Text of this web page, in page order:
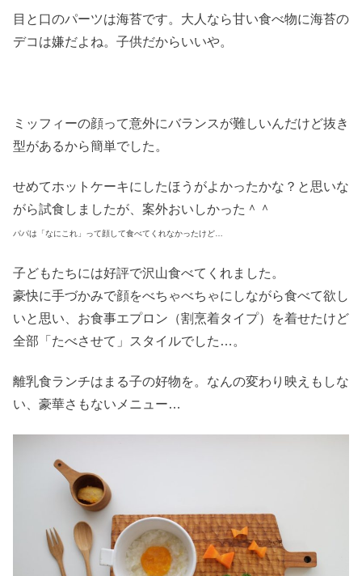
目と口のパーツは海苔です。大人なら甘い食べ物に海苔の
デコは嫌だよね。子供だからいいや。
ミッフィーの顔って意外にバランスが難しいんだけど抜き
型があるから簡単でした。
せめてホットケーキにしたほうがよかったかな？と思いな
がら試食しましたが、案外おいしかった＾＾
パパは「なにこれ」って顔して食べてくれなかったけど…
子どもたちには好評で沢山食べてくれました。
豪快に手づかみで顔をべちゃべちゃにしながら食べて欲し
いと思い、お食事エプロン（割烹着タイプ）を着せたけど
全部「たべさせて」スタイルでした…。
離乳食ランチはまる子の好物を。なんの変わり映えもしな
い、豪華さもないメニュー…